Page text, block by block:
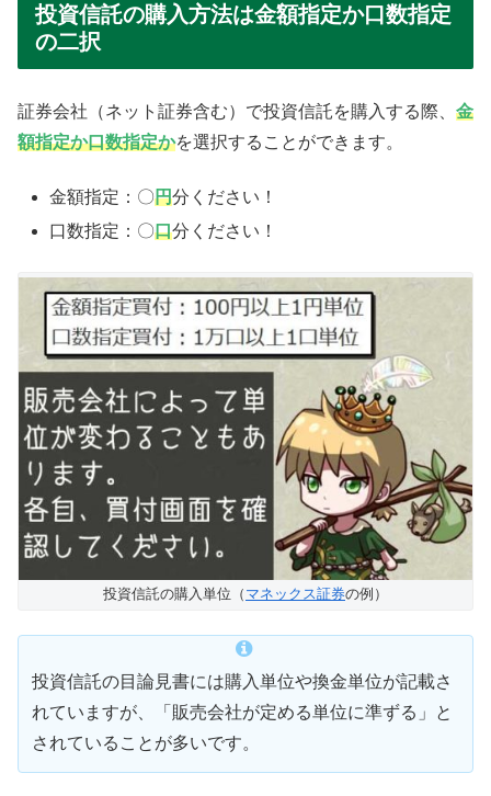
投資信託の購入方法は金額指定か口数指定
の二択
証券会社（ネット証券含む）で投資信託を購入する際、 金
額指定か口数指定かを選択することができます。
金額指定：〇円分ください！
口数指定：〇口分ください！
投資信託の購入単位（ マネックス証券の例）
投資信託の目論見書には購入単位や換金単位が記載さ
れていますが、「販売会社が定める単位に準ずる」と
されていることが多いです。